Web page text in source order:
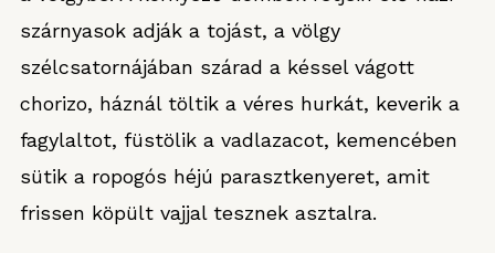
szárnyasok adják a tojást, a völgy
szélcsatornájában szárad a késsel vágott
chorizo, háznál töltik a véres hurkát, keverik a
fagylaltot, füstölik a vadlazacot, kemencében
sütik a ropogós héjú parasztkenyeret, amit
frissen köpült vajjal tesznek asztalra.